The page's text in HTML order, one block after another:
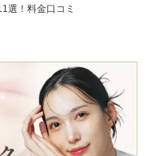
選！料金口コミ